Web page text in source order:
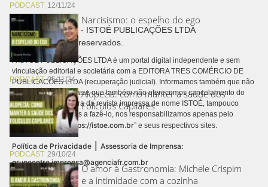
PODCAST 12/11/24
Narcisismo: o espelho do ego
PODCAST05/11/24
Alopecia: como manter a saúde dos
Folículos Capilares
PODCAST 29/10/24
O amor à Gastronomia: Michele Crispim
e a intimidade com a cozinha
Copyright © 2026 - ISTOÉ PUBLICAÇÕES LTDA
Todos os direitos reservados.
A ISTOÉ PUBLICAÇÕES LTDA é um portal digital independente e sem
vinculação editorial e societária com a EDITORA TRES COMÉRCIO DE
PUBLICACÕES LTDA (recuperação judicial). Informamos também que não
realizamos cobranças e que também não oferecemos cancelamento do
contrato de assinatura da revista impressa de nome ISTOÉ, tampouco
autorizamos terceiros a fazê-lo, nos responsabilizamos apenas pelo
conteúdo digital “https://istoe.com.br” e seus respectivos sites.
Política de Privacidade | Assessoria de Imprensa:
grupoentre.imprensa@agenciafr.com.br